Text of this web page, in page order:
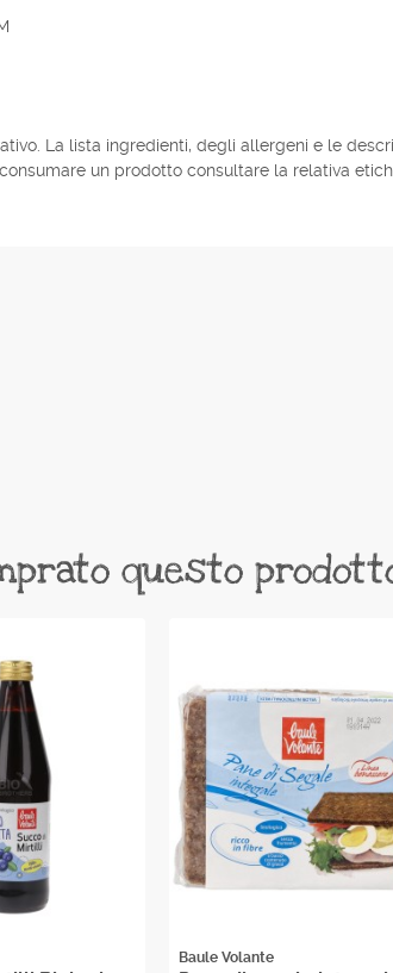
La lista ingredienti, degli allergeni e le
un prodotto consultare la relativa
questo
Baule Volante